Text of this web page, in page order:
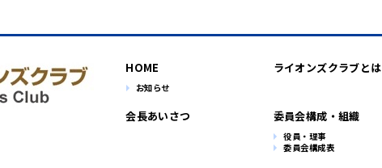
HOME
お知らせ
ライオンズクラブとは
会長あいさつ 委員会構成・組織
役員・理事
委員会構成表